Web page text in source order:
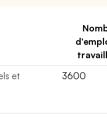
et
3600